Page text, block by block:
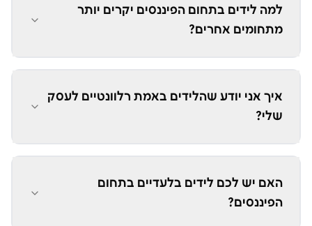
למה לידים בתחום הפיננסים יקרים יותר
מתחומים אחרים?
איך אני יודע שהלידים באמת רלוונטיים לעסק
שלי?
האם יש לכם לידים בלעדיים בתחום
הפיננסים?